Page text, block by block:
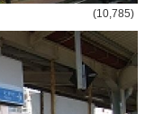
(10,785)